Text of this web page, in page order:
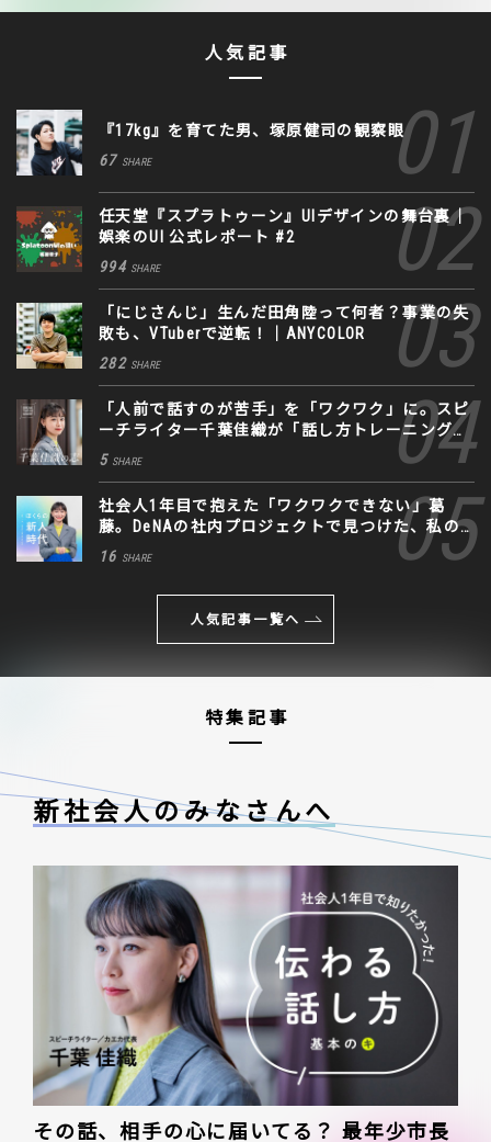
人気記事
『17kg』を育てた男、塚原健司の観察眼
67 SHARE
任天堂『スプラトゥーン』UIデザインの舞台裏｜
娯楽のUI 公式レポート #2
994 SHARE
「にじさんじ」生んだ田角陸って何者？事業の失
敗も、VTuberで逆転！｜ANYCOLOR
282 SHARE
「人前で話すのが苦手」を「ワクワク」に。スピ
ーチライター千葉佳織が「話し方トレーニング」
に込めた思い
5 SHARE
社会人1年目で抱えた「ワクワクできない」葛
藤。DeNAの社内プロジェクトで見つけた、私の
生きる道
16 SHARE
人気記事一覧へ
特集記事
新社会人のみなさんへ
その話、相手の心に届いてる？ 最年少市長